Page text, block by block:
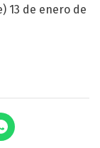
13 de enero de